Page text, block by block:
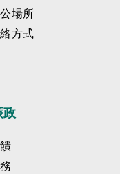
場所
方式
政